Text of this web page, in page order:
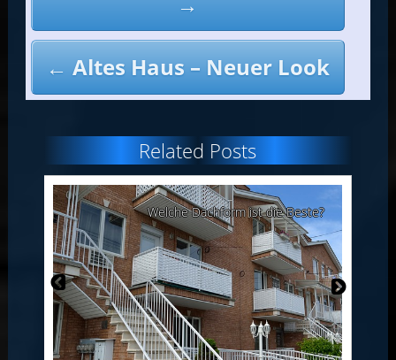
← Altes Haus – Neuer Look
Related Posts
Welche Dachform ist die Beste?